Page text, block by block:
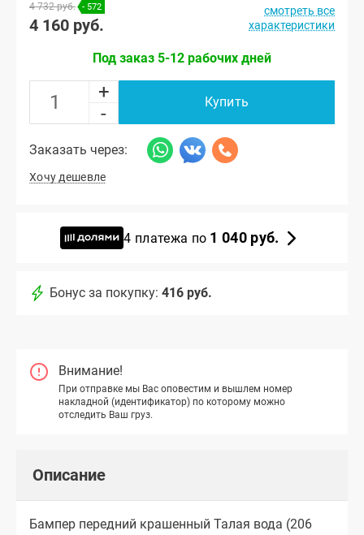
4 732 руб. - 572
4 160 руб.
смотреть все
характеристики
Под заказ 5-12 рабочих дней
+
-
Купить
Заказать через:
Хочу дешевле
4 платежа по 1 040 руб.
Бонус за покупку: 416 руб.
Внимание!
При отправке мы Вас оповестим и вышлем номер
накладной (идентификатор) по которому можно
отследить Ваш груз.
Описание
Бампер передний крашенный Талая вода (206